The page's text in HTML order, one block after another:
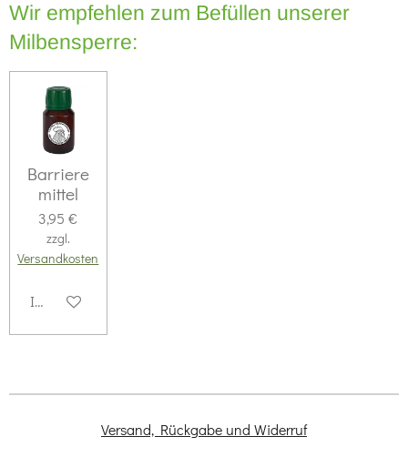
Wir empfehlen zum Befüllen unserer
Milbensperre:
Barriere
mittel
3,95 €
zzgl.
Versandkosten
In den Warenkorb
Versand, Rückgabe und Widerruf